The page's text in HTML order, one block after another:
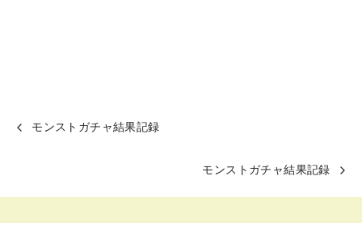
モンストガチャ結果記録
モンストガチャ結果記録